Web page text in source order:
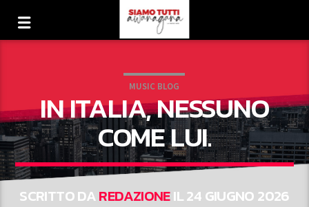
MUSIC BLOG
IN ITALIA, NESSUNO
COME LUI.
SCRITTO DAREDAZIONEIL 24 GIUGNO 2026